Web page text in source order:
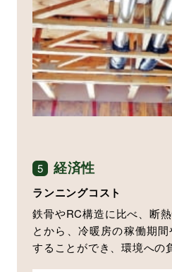
5 経済性
ランニングコスト
鉄骨やRC構造に比べ、断
とから、冷暖房の稼働期
することができ、環境への